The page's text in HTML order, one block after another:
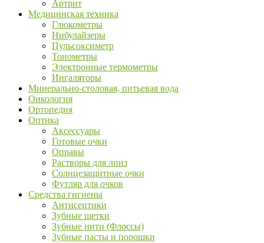
Артрит
Медицинская техника
Глюкометры
Нибулайзеры
Пульсоксиметр
Тонометры
Электронные термометры
Ингаляторы
Минерально-столовая, питьевая вода
Онкология
Ортопедия
Оптика
Аксессуары
Готовые очки
Оправы
Растворы для линз
Солнцезащитные очки
Футляр для очков
Средства гигиены
Антисептики
Зубные щетки
Зубные нити (Флоссы)
Зубные пасты и порошки